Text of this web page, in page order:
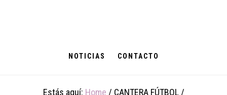
NOTICIAS CONTACTO
Estás aquí: Home / CANTERA FÚTBOL /